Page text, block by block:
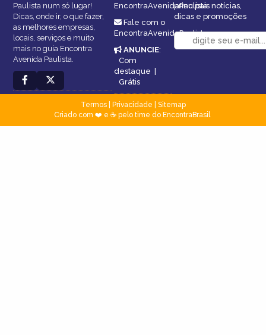
Paulista num só lugar!
Dicas, onde ir, o que fazer,
as melhores empresas,
locais, serviços e muito
mais no guia Encontra
Avenida Paulista.
EncontraAvenidaPaulista
Fale com o
EncontraAvenidaPaulista
ANUNCIE:
Com
destaque |
Grátis
principais notícias,
dicas e promoções
Termos| Privacidade
Sitemap
Criado com ❤️ e ☕ pelo time do EncontraBrasil